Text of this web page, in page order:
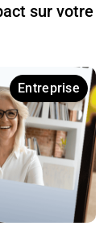
sur votre
Entreprise